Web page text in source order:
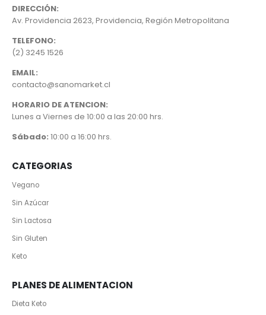
DIRECCIÓN:
Av. Providencia 2623, Providencia, Región Metropolitana
TELEFONO:
(2) 3245 1526
EMAIL:
contacto@sanomarket.cl
HORARIO DE ATENCION:
Lunes a Viernes de 10:00 a las 20:00 hrs.
Sábado: 10:00 a 16:00 hrs.
CATEGORIAS
Vegano
Sin Azúcar
Sin Lactosa
Sin Gluten
Keto
PLANES DE ALIMENTACION
Dieta Keto